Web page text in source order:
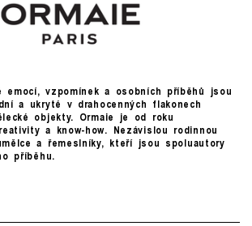
emocí, vzpomínek a osobních příběhů jsou
a ukryté v drahocenných flakonech
objekty. Ormaie je od roku
a know-how. Nezávislou rodinnou
a řemeslníky, kteří jsou spoluautory
příběhu.